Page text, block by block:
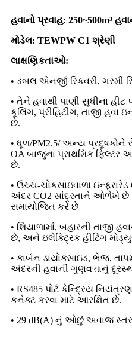
હવાનો પ્રવાહ: 250~500m³
મોડેલ: TEWPW C1 શ્રેણી
લાક્ષણિકતાઓ:
• ડબલ એનર્જી રિકવરી, ગરમી
• તેને હવાથી પાણી સુધીના
કૂલિંગ, પ્રીહિટીંગ, તાજી હવા
છે.
• ધૂળ/PM2.5/ અન્ય પ્રદૂષકોને
OA બાજુના પ્રાથમિક ફિલ્ટર
છે.
• ઉચ્ચ-ચોકસાઇવાળા
અંદર CO2 સાંદ્રતાને ઓળખે છે
સમાયોજિત કરે છે
• શિયાળામાં, બહારની
છે, અને ઇલેક્ટ્રિક હીટિંગ
• કાર્બન ડાયોક્સાઇડ, ભેજ,
અંદરની હવાની ગુણવત્તાનું દૂરસ્થ
• RS485 પોર્ટ કેન્દ્રિય
કનેક્ટ કરવા માટે આરક્ષિત છે.
• 29 dB(A) નું ઓછું અવાજ સ્તર